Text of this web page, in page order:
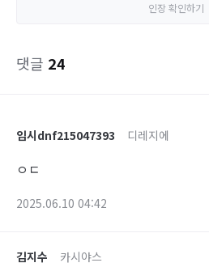
인장 확인하기
댓글 24
임시dnf215047393 디레지에
ㅇㄷ
2025.06.10 04:42
김지수 카시야스